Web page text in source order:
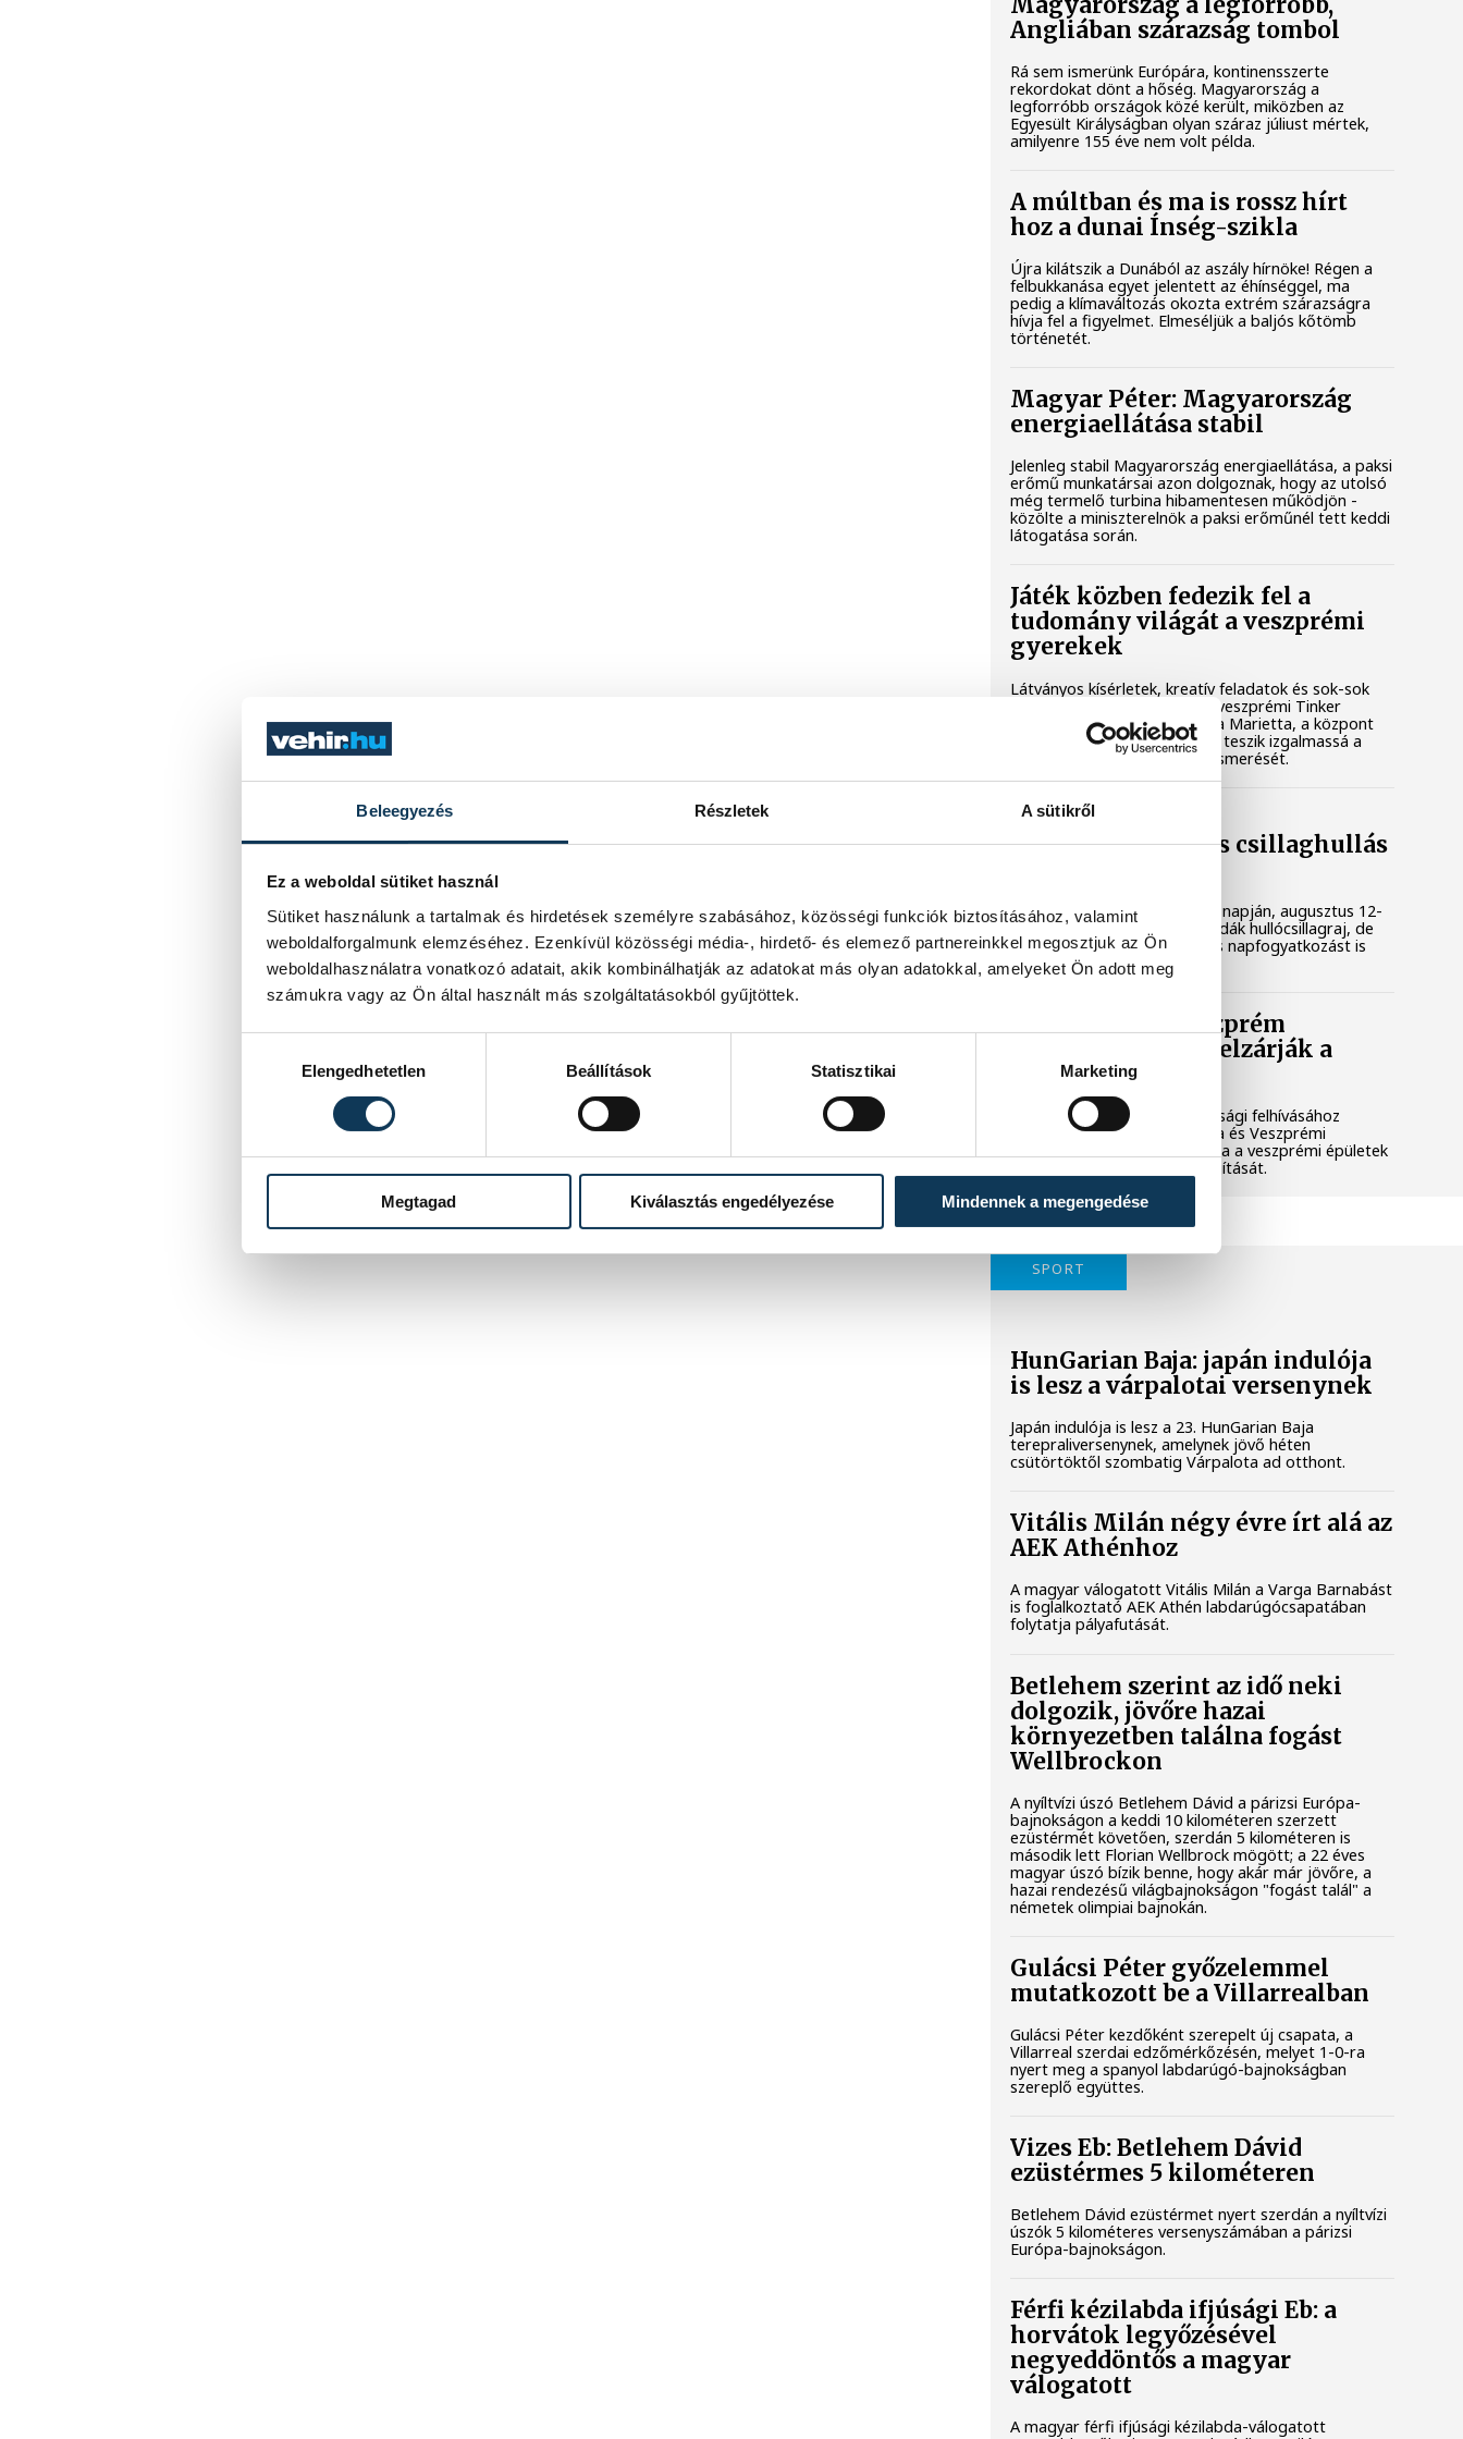
Beleegyezés Részletek A sütikről
Ez a weboldal sütiket használ
Sütiket használunk a tartalmak és hirdetések személyre szabásához, közösségi funkciók biztosításához, valamint
weboldalforgalmunk elemzéséhez. Ezenkívül közösségi média-, hirdető- és elemező partnereinkkel megosztjuk az Ön
weboldalhasználatra vonatkozó adatait, akik kombinálhatják az adatokat más olyan adatokkal, amelyeket Ön adott meg
számukra vagy az Ön által használt más szolgáltatásokból gyűjtöttek.
Elengedhetetlen
Beállítások Statisztikai Marketing
Megtagad Kiválasztás engedélyezése Mindennek a megengedése
Angliában szárazság tombol
Rá sem ismerünk Európára, kontinensszerte
rekordokat dönt a hőség. Magyarország a
legforróbb országok közé került, miközben az
Egyesült Királyságban olyan száraz júliust mértek,
amilyenre 155 éve nem volt példa.
A múltban és ma is rossz hírt
hoz a dunai Ínség-szikla
Újra kilátszik a Dunából az aszály hírnöke! Régen a
felbukkanása egyet jelentett az éhínséggel, ma
pedig a klímaváltozás okozta extrém szárazságra
hívja fel a figyelmet. Elmeséljük a baljós kőtömb
történetét.
Magyar Péter: Magyarország
energiaellátása stabil
Jelenleg stabil Magyarország energiaellátása, a paksi
erőmű munkatársai azon dolgoznak, hogy az utolsó
még termelő turbina hibamentesen működjön -
közölte a miniszterelnök a paksi erőműnél tett keddi
látogatása során.
Játék közben fedezik fel a
tudomány világát a veszprémi
gyerekek
Látványos kísérletek, kreatív feladatok és sok-sok
élmény várja a gyerekeket a veszprémi Tinker
Labsben. Videónkban Balassa Marietta, a központ
vezetője mutatja be, hogyan teszik izgalmassá a
természettudományok megismerését.
Augusztus 12-én
napfogyatkozás és csillaghullás
Az év legsűrűbb csillagászati napján, augusztus 12-
én éjjel tetőzik majd a Perseidák hullócsillagraj, de
ugyanezen a napon részleges napfogyatkozást is
meg lehet majd figyelni.
Lekapcsolják Veszprém
díszkivilágítását, elzárják a
szökőkutakat
A kormány energiatakarékossági felhívásához
csatlakozva Veszprém városa és Veszprémi
Főegyházmegye is lekapcsolta a veszprémi épületek
és nevezetességek díszkivilágítását.
SPORT
HunGarian Baja: japán indulója
is lesz a várpalotai versenynek
Japán indulója is lesz a 23. HunGarian Baja
terepraliversenynek, amelynek jövő héten
csütörtöktől szombatig Várpalota ad otthont.
Vitális Milán négy évre írt alá az
AEK Athénhoz
A magyar válogatott Vitális Milán a Varga Barnabást
is foglalkoztató AEK Athén labdarúgócsapatában
folytatja pályafutását.
Betlehem szerint az idő neki
dolgozik, jövőre hazai
környezetben találna fogást
Wellbrockon
A nyíltvízi úszó Betlehem Dávid a párizsi Európa-
bajnokságon a keddi 10 kilométeren szerzett
ezüstérmét követően, szerdán 5 kilométeren is
második lett Florian Wellbrock mögött; a 22 éves
magyar úszó bízik benne, hogy akár már jövőre, a
hazai rendezésű világbajnokságon "fogást talál" a
németek olimpiai bajnokán.
Gulácsi Péter győzelemmel
mutatkozott be a Villarrealban
Gulácsi Péter kezdőként szerepelt új csapata, a
Villarreal szerdai edzőmérkőzésén, melyet 1-0-ra
nyert meg a spanyol labdarúgó-bajnokságban
szereplő együttes.
Vizes Eb: Betlehem Dávid
ezüstérmes 5 kilométeren
Betlehem Dávid ezüstérmet nyert szerdán a nyíltvízi
úszók 5 kilométeres versenyszámában a párizsi
Európa-bajnokságon.
Férfi kézilabda ifjúsági Eb: a
horvátok legyőzésével
negyeddöntős a magyar
válogatott
A magyar férfi ifjúsági kézilabda-válogatott